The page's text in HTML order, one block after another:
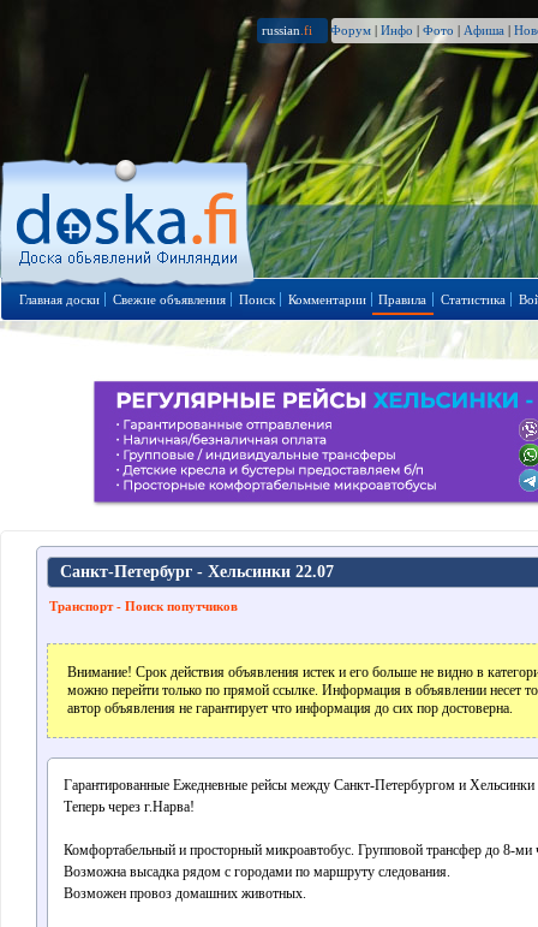
russian .fi Форум | Инфо | Фото | Афиша |
Главная доски Свежие объявления Поиск Комментарии Правила Статистика
Санкт-Петербург - Хельсинки 22.07
Транспорт - Поиск попутчиков
Внимание! Срок действия объявления истек и его больше не видно в
можно перейти только по прямой ссылке. Информация в объявлении несет
автор объявления не гарантирует что информация до сих пор достоверна.
Гарантированные Ежедневные рейсы между Санкт-Петербургом и Хельсинки
Теперь через г.Нарва!
Комфортабельный и просторный микроавтобус. Групповой трансфер до 8-ми
Возможна высадка рядом с городами по маршруту следования.
Возможен провоз домашних животных.